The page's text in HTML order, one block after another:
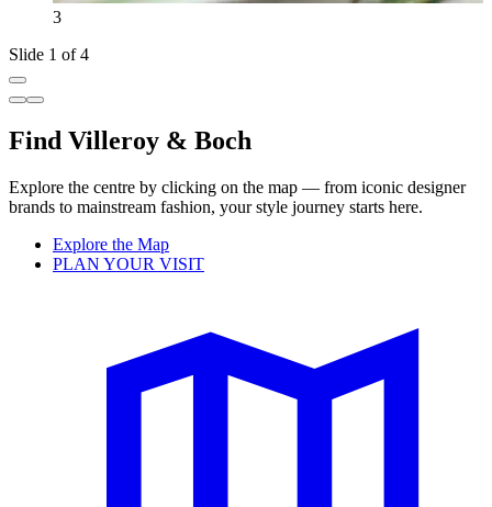
3
Slide 1 of 4
Find Villeroy & Boch
Explore the centre by clicking on the map — from iconic designer
brands to mainstream fashion, your style journey starts here.
Explore the Map
PLAN YOUR VISIT